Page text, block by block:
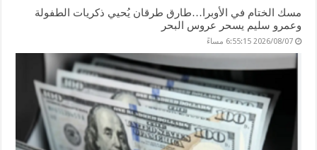
مسك الختام في الأوبرا…طارق طرقان يُحيي ذكريات الطفولة
وعمرو سليم يسحر عروس البحر
2026/08/07 6:55:15 مساءً